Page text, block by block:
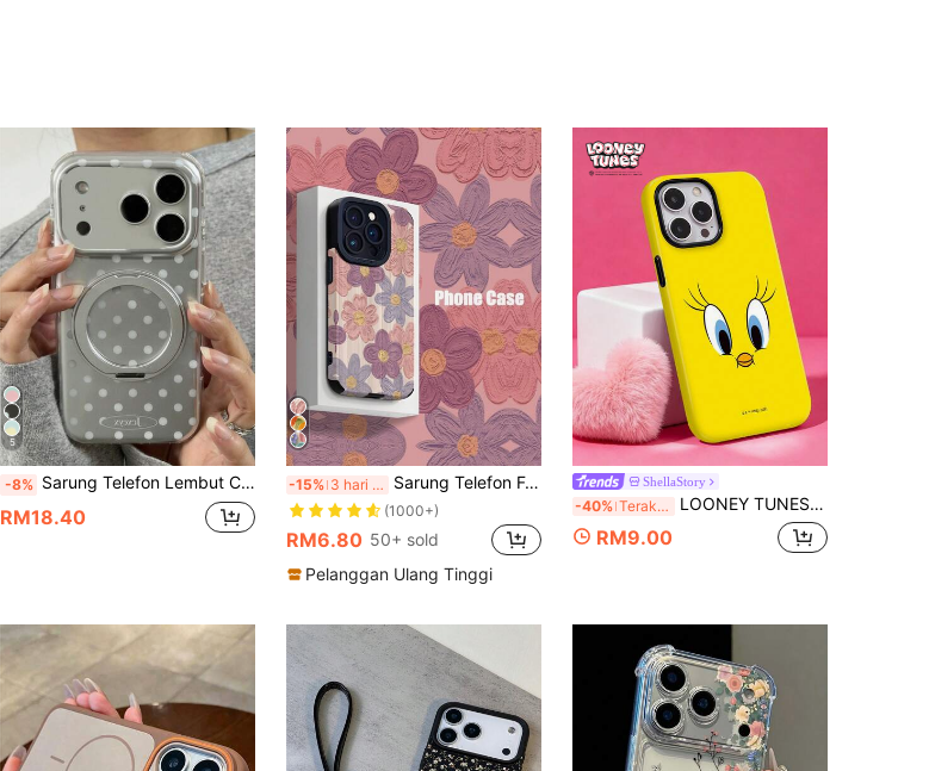
5
-8% Sarung Telefon Lembut Comel Putih Bintik Polka dengan Pemegang Cincin Berputar 360° Saduran Elektrolitik, Serasi dengan iPhone 17 Pro Max 17 Pro 16 Pro Max 16 Pro 15 Pro Max 15 Pro 14 Pro Max 14 Pro 13 Pro Max 13 Pro 12 Pro Max 12 Pro 14 Plus 15 Plus 16 Plus 17Air, Sarung Telefon Bintik Hitam Minimalis, Penutup Pelindung
RM18.40
-15% 3 hari lepas Sarung Telefon Fesyen Bunga Bunga 1pc Sarung Telefon Corak Lukisan Bunga Lembut Sesuai Dengan Apple Dan Model Kalis Air Kalis Hentakan Anti-Jatuh Tahan Calar Musim Bunga
(1000+)
RM6.80 50+ sold
Pelanggan Ulang Tinggi
ShellaStory
-40% Terakhir 8 jam LOONEY TUNES X SHEIN Sarung Telefon Berbentuk Burung Tiddly Kuning Comel, Permukaan Berkilat dengan Reka Bentuk Dipertingkat, Serasi dengan iPhone 11, 12, 13, 14, 15, 16, 17 Pro Max, A16, A17, A15, A14, A55, A56, A35, A36, S22, 23, S24, S25
RM9.00